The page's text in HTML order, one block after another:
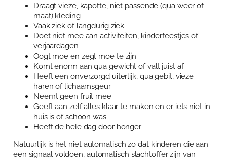
Draagt vieze, kapotte, niet passende (qua weer of
maat) kleding
Vaak ziek of langdurig ziek
Doet niet mee aan activiteiten, kinderfeestjes of
verjaardagen
Oogt moe en zegt moe te zijn
Komt enorm aan qua gewicht of valt juist af
Heeft een onverzorgd uiterlijk, qua gebit, vieze
haren of lichaamsgeur
Neemt geen fruit mee
Geeft aan zelf alles klaar te maken en er iets niet in
huis is of schoon was
Heeft de hele dag door honger
Natuurlijk is het niet automatisch zo dat kinderen die aan
een signaal voldoen, automatisch slachtoffer zijn van